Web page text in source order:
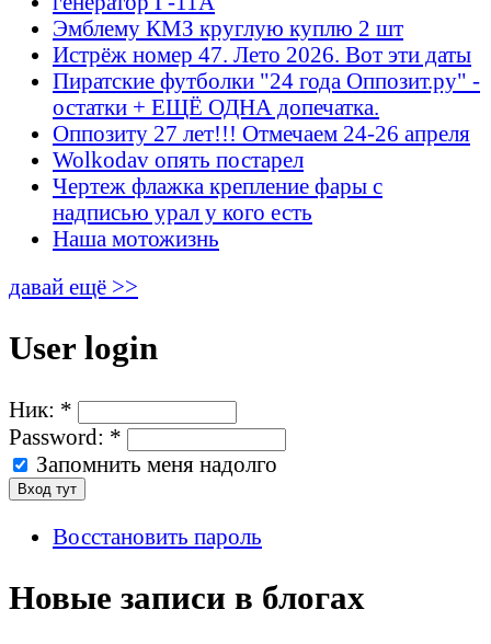
Эмблему КМЗ круглую куплю 2 шт
Истрёж номер 47. Лето 2026. Вот эти даты
Пиратские футболки "24 года Оппозит.ру" -
остатки + ЕЩЁ ОДНА допечатка.
Оппозиту 27 лет!!! Отмечаем 24-26 апреля
Wolkodav опять постарел
Чертеж флажка крепление фары с
надписью урал у кого есть
Наша мотожизнь
давай ещё >>
User login
Ник: *
Password: *
Запомнить меня надолго
Восстановить пароль
Новые записи в блогах